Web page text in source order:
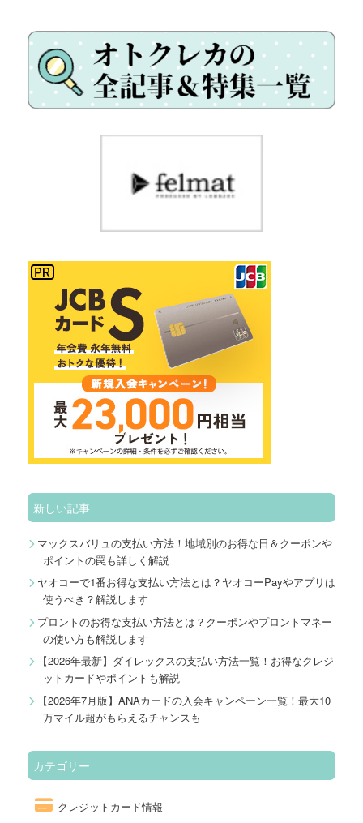
新しい記事
マックスバリュの支払い方法！地域別のお得な日＆クーポンや
ポイントの罠も詳しく解説
ヤオコーで1番お得な支払い方法とは？ヤオコーPayやアプリは
使うべき？解説します
プロントのお得な支払い方法とは？クーポンやプロントマネー
の使い方も解説します
【2026年最新】ダイレックスの支払い方法一覧！お得なクレジ
ットカードやポイントも解説
【2026年7月版】ANAカードの入会キャンペーン一覧！最大10
万マイル超がもらえるチャンスも
カテゴリー
クレジットカード情報